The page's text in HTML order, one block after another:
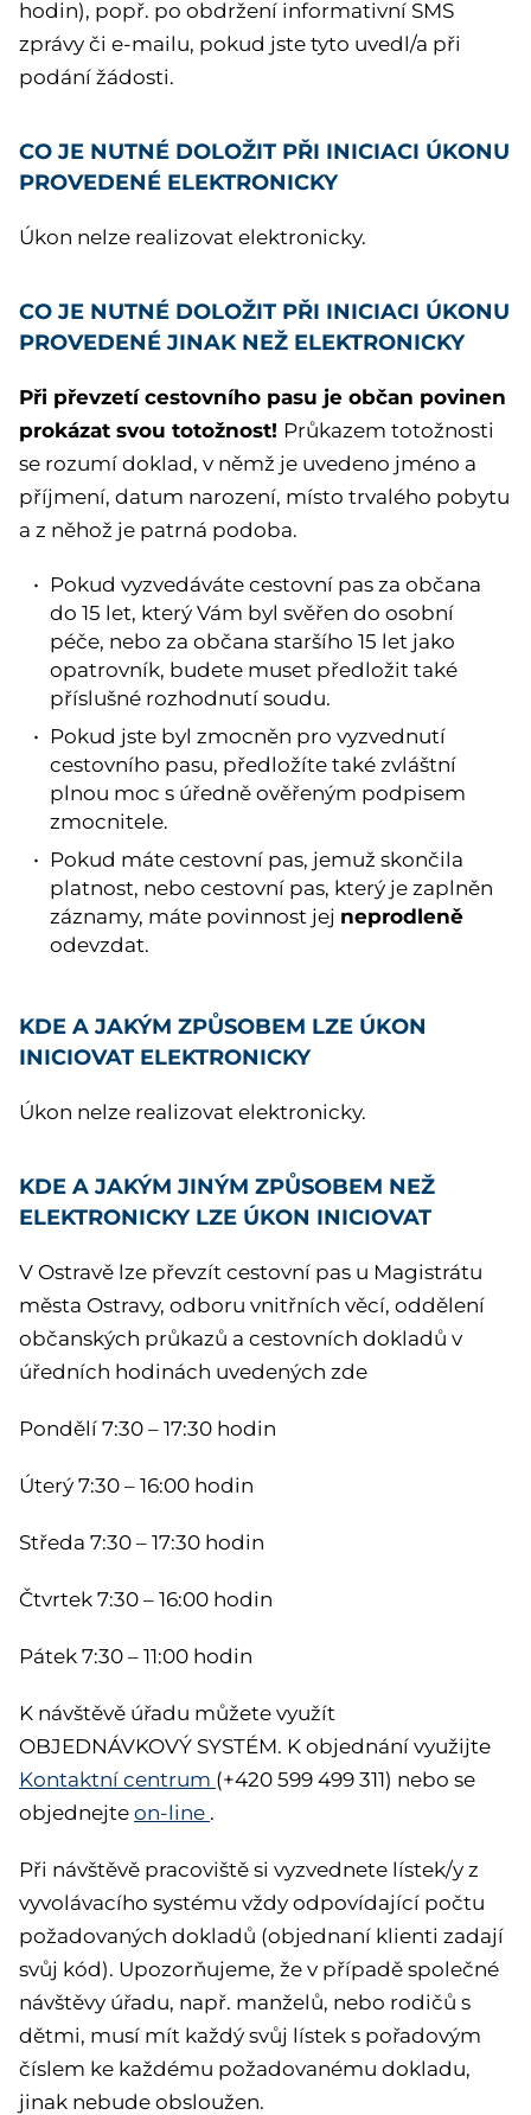
hodin), popř. po obdržení informativní SMS
zprávy či e-mailu, pokud jste tyto uvedl/a při
podání žádosti.
CO JE NUTNÉ DOLOŽIT PŘI INICIACI ÚKONU
PROVEDENÉ ELEKTRONICKY
Úkon nelze realizovat elektronicky.
CO JE NUTNÉ DOLOŽIT PŘI INICIACI ÚKONU
PROVEDENÉ JINAK NEŽ ELEKTRONICKY
Při převzetí cestovního pasu je občan povinen
prokázat svou totožnost! Průkazem totožnosti
se rozumí doklad, v němž je uvedeno jméno a
příjmení, datum narození, místo trvalého pobytu
a z něhož je patrná podoba.
Pokud vyzvedáváte cestovní pas za občana
do 15 let, který Vám byl svěřen do osobní
péče, nebo za občana staršího 15 let jako
opatrovník, budete muset předložit také
příslušné rozhodnutí soudu.
Pokud jste byl zmocněn pro vyzvednutí
cestovního pasu, předložíte také zvláštní
plnou moc s úředně ověřeným podpisem
zmocnitele.
Pokud máte cestovní pas, jemuž skončila
platnost, nebo cestovní pas, který je zaplněn
záznamy, máte povinnost jej neprodleně
odevzdat.
KDE A JAKÝM ZPŮSOBEM LZE ÚKON
INICIOVAT ELEKTRONICKY
Úkon nelze realizovat elektronicky.
KDE A JAKÝM JINÝM ZPŮSOBEM NEŽ
ELEKTRONICKY LZE ÚKON INICIOVAT
V Ostravě lze převzít cestovní pas u Magistrátu
města Ostravy, odboru vnitřních věcí, oddělení
občanských průkazů a cestovních dokladů v
úředních hodinách uvedených zde
Pondělí 7:30 – 17:30 hodin
Úterý 7:30 – 16:00 hodin
Středa 7:30 – 17:30 hodin
Čtvrtek 7:30 – 16:00 hodin
Pátek 7:30 – 11:00 hodin
K návštěvě úřadu můžete využít
OBJEDNÁVKOVÝ SYSTÉM. K objednání využijte
Kontaktní centrum (+420 599 499 311) nebo se
objednejte on-line .
Při návštěvě pracoviště si vyzvednete lístek/y z
vyvolávacího systému vždy odpovídající počtu
požadovaných dokladů (objednaní klienti zadají
svůj kód). Upozorňujeme, že v případě společné
návštěvy úřadu, např. manželů, nebo rodičů s
dětmi, musí mít každý svůj lístek s pořadovým
číslem ke každému požadovanému dokladu,
jinak nebude obsloužen.